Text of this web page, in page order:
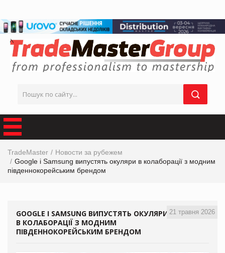
TradeMaster
Новости за рубежем
Google і Samsung випустять окуляри в колаборації з модним
південнокорейським брендом
21 травня 2026
GOOGLE І SAMSUNG ВИПУСТЯТЬ ОКУЛЯРИ
В КОЛАБОРАЦІЇ З МОДНИМ
ПІВДЕННОКОРЕЙСЬКИМ БРЕНДОМ